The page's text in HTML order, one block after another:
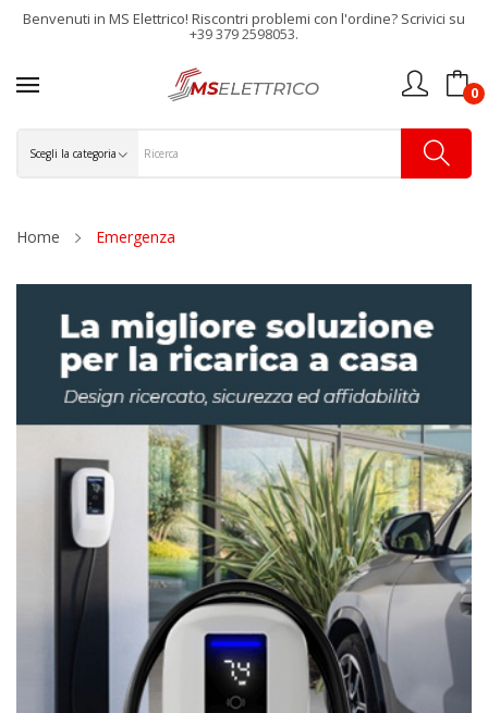
Benvenuti in MS Elettrico! Riscontri problemi con l'ordine? Scrivici su
+39 379 2598053.
0
Home Emergenza